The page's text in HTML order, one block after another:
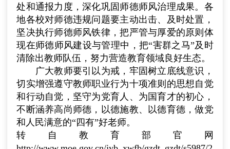
处和通报力度，深化巩固师德师风治理成果。各
地各校对师德违规问题要主动出击、及时处置，
坚决执行师德师风铁律，把严管与厚爱的原则体
现在师德师风建设与管理中，把“害群之马”及时
清除出教师队伍，努力营造教育领域良好生态。
广大教师要引以为戒，牢固树立底线意识，
切实增强遵守教师职业行为十项准则的思想自觉
和行动自觉，坚守为党育人、为国育才的初心，
不断涵养高尚师德，以德施教、以德育德，做党
和人民满意的“四有”好老师。
转自教育部官网